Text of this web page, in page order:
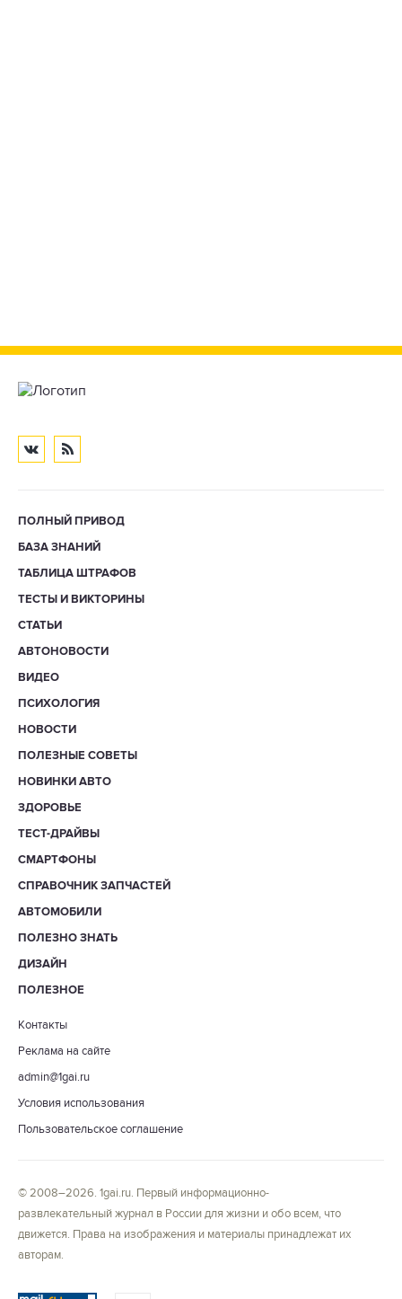
ПОЛНЫЙ ПРИВОД
БАЗА ЗНАНИЙ
ТАБЛИЦА ШТРАФОВ
ТЕСТЫ И ВИКТОРИНЫ
СТАТЬИ
АВТОНОВОСТИ
ВИДЕО
ПСИХОЛОГИЯ
НОВОСТИ
ПОЛЕЗНЫЕ СОВЕТЫ
НОВИНКИ АВТО
ЗДОРОВЬЕ
ТЕСТ-ДРАЙВЫ
СМАРТФОНЫ
СПРАВОЧНИК ЗАПЧАСТЕЙ
АВТОМОБИЛИ
ПОЛЕЗНО ЗНАТЬ
ДИЗАЙН
ПОЛЕЗНОЕ
Контакты
Реклама на сайте
admin@1gai.ru
Условия использования
Пользовательское соглашение
© 2008–2026. 1gai.ru. Первый информационно-
развлекательный журнал в России для жизни и обо всем, что
движется. Права на изображения и материалы принадлежат их
авторам.